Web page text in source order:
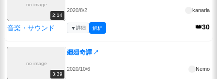
no image
2:14
2020/8/2 kanaria
音楽・サウンド 👑30
▼詳細 解析
no image
3:39
廻廻奇譚 ↗
2020/10/6 Nemo